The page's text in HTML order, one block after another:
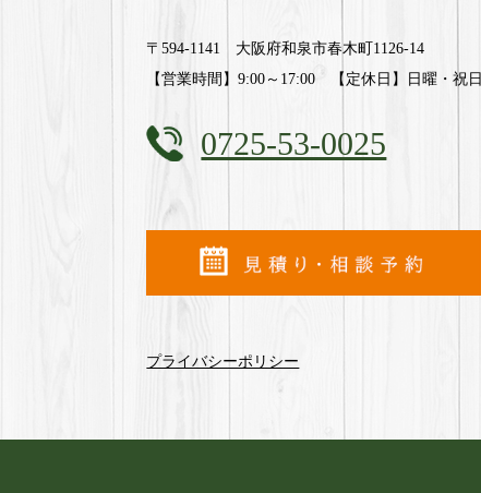
〒594-1141 大阪府和泉市春木町1126-14
【営業時間】9:00～17:00 【定休日】日曜・祝日
0725-53-0025
プライバシーポリシー